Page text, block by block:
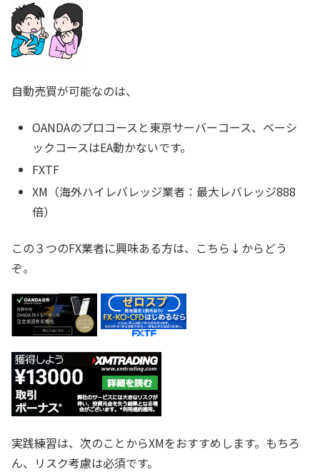
自動売買が可能なのは、
OANDAのプロコースと東京サーバーコース、ベーシ
ックコースはEA動かないです。
FXTF
XM（海外ハイレバレッジ業者：最大レバレッジ888
倍）
この３つのFX業者に興味ある方は、こちら↓からどう
ぞ。
実践練習は、次のことからXMをおすすめします。もちろ
ん、リスク考慮は必須です。